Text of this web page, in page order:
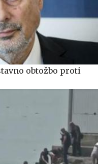
obtožbo proti